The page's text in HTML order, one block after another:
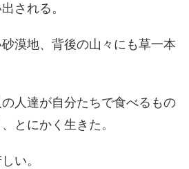
される。
漠地、背後の山々にも草一本
人達が自分たちで食べるもの
とにかく生きた。
い。